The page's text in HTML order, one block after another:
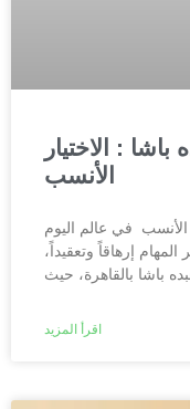
: الاختيار
الأنسب
الأنسب في عالم اليوم
إرهاقاً وتعقيداً،
باشا بالقاهرة، حيث
اقرأ المزيد